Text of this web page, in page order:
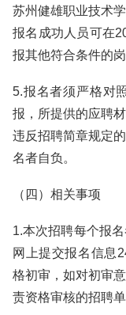
苏州健雄职业技术
报名成功人员可在
报其他符合条件的
5.报名者须严格对
报，所提供的应聘
违反招聘简章规定
名者自负。
（四）相关事项
1.本次招聘每个报
网上提交报名信息
格初审，如对初审
责资格审核的招聘单